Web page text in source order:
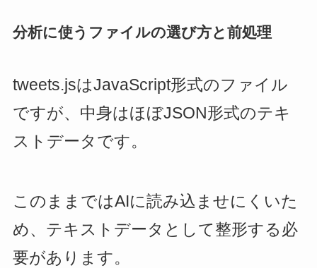
分析に使うファイルの選び方と前処理
tweets.jsはJavaScript形式のファイル
ですが、中身はほぼJSON形式のテキ
ストデータです。
このままではAIに読み込ませにくいた
め、テキストデータとして整形する必
要があります。